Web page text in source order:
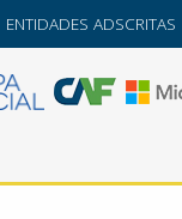
ENTIDADES ADSCRITAS